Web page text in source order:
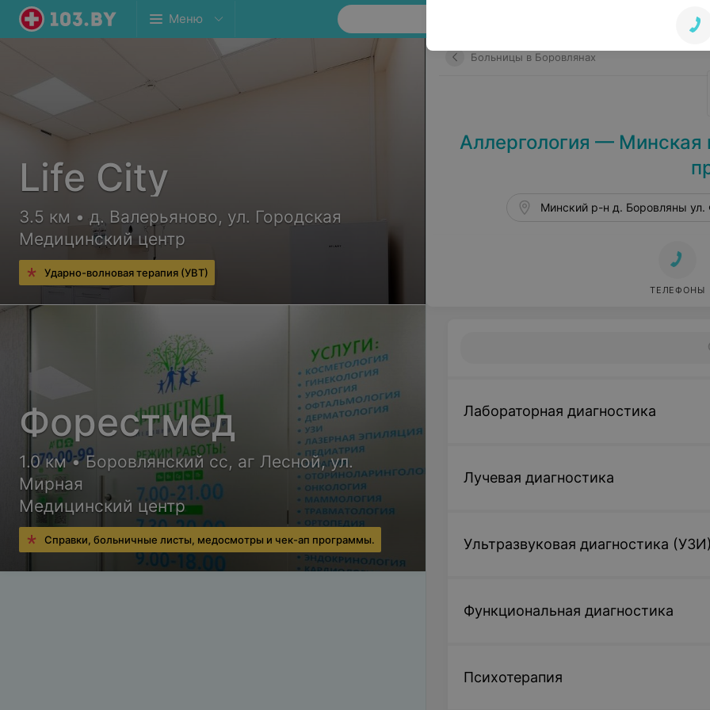
Меню
Больницы в Боровлянах
Аллергология — Минская
Минский р-н д. Боровляны ул.
ТЕЛЕФОНЫ
Лабораторная диагностика
Лучевая диагностика
Ультразвуковая диагностика
Функциональная диагностика
Психотерапия
Life City
3.5 км • д. Валерьяново, ул. Городская
Медицинский центр
Ударно-волновая терапия (УВТ)
Форестмед
1.0 км • Боровлянский сс, аг Лесной, ул.
Мирная
Медицинский центр
Справки, больничные листы, медосмотры и чек-ап программы.